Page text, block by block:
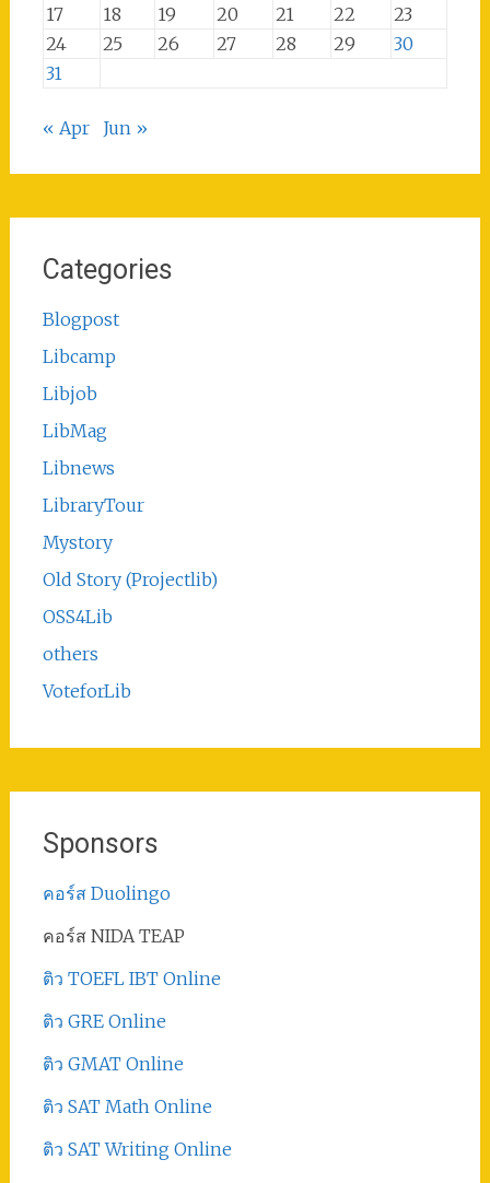
17
18 19 20 21 22
23
24
25 26 27 28 29
30
31
« Apr Jun »
Categories
Blogpost
Libcamp
Libjob
LibMag
Libnews
LibraryTour
Mystory
Old Story (Projectlib)
OSS4Lib
others
VoteforLib
Sponsors
คอร์ส Duolingo
คอร์ส NIDA TEAP
ติว TOEFL IBT Online
ติว GRE Online
ติว GMAT Online
ติว SAT Math Online
ติว SAT Writing Online